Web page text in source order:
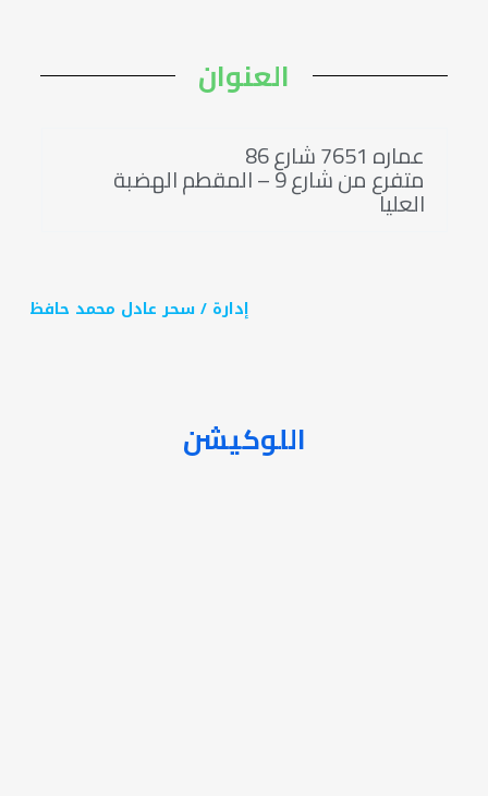
العنوان
عماره 7651 شارع 86
متفرع من شارع 9 – المقطم الهضبة
العليا
إدارة / سحر عادل محمد حافظ
اللوكيشن